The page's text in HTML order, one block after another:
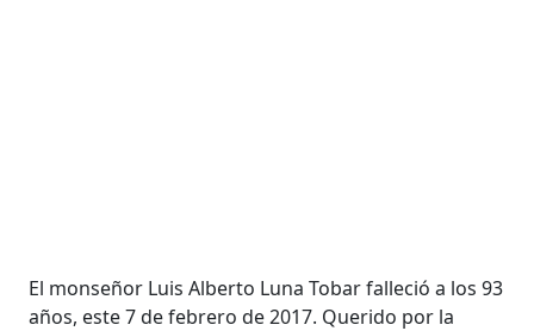
El monseñor Luis Alberto Luna Tobar falleció a los 93
años, este 7 de febrero de 2017. Querido por la